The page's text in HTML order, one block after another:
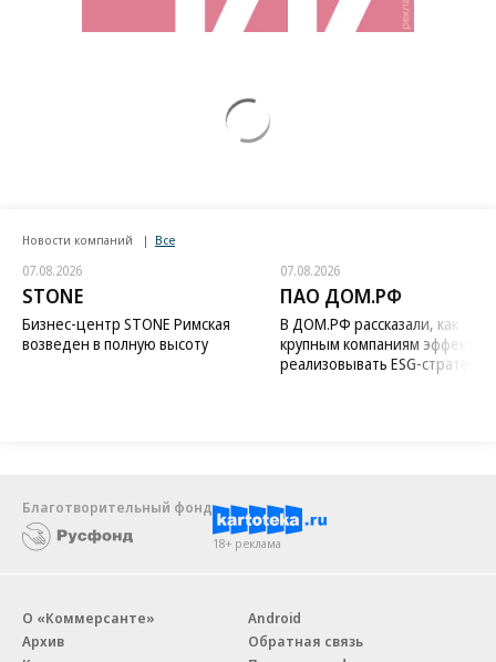
Новости компаний Все
07.08.2026
STONE
Бизнес-центр STONE Римская
возведен в полную высоту
07.08.2026
ПАО ДОМ.РФ
В ДОМ.РФ рассказали, как
крупным компаниям
реализовывать ESG-стратегию
Благотворительный фонд
18+ реклама
О «Коммерсанте»
Архив
Android
Обратная связь